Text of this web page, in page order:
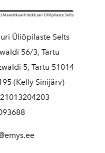
Üliõpilaste Selts
56/3, Tartu
5, Tartu 51014
(Kelly Sinijärv)